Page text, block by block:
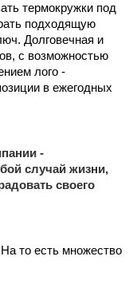
термокружки под
подходящую
Долговечная и
с возможностью
лого -
в ежегодных
-
случай жизни,
своего
то есть множество